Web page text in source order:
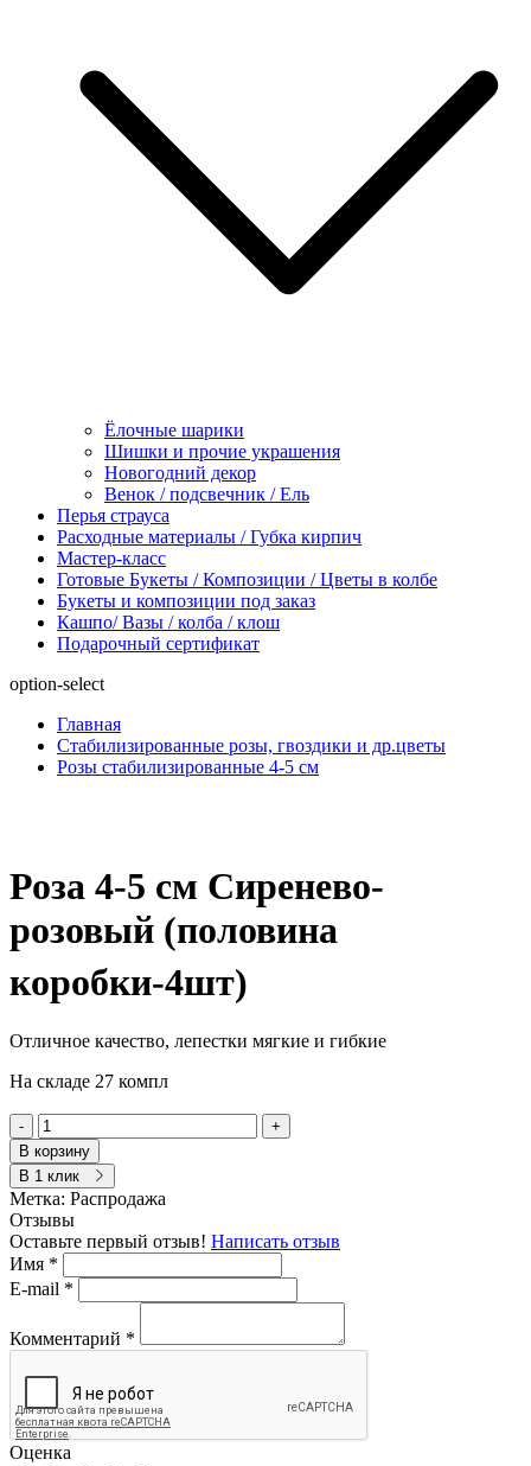
Ёлочные шарики
Шишки и прочие украшения
Новогодний декор
Венок / подсвечник / Ель
Перья страуса
Расходные материалы / Губка кирпич
Мастер-класс
Готовые Букеты / Композиции / Цветы в колбе
Букеты и композиции под заказ
Кашпо/ Вазы / колба / клош
Подарочный сертификат
option-select
Главная
Стабилизированные розы, гвоздики и др.цветы
Розы стабилизированные 4-5 см
Роза 4-5 см Сиренево-
розовый (половина
коробки-4шт)
Отличное качество, лепестки мягкие и гибкие
На складе 27 компл
-
+
В корзину
В 1 клик
Метка: Распродажа
Отзывы
Оставьте первый отзыв! Написать отзыв
Имя *
E-mail *
Комментарий *
Оценка